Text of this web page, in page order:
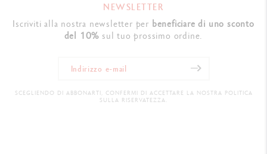
NEWSLETTER
Iscriviti alla nostra newsletter per beneficiare di uno sconto
del 10% sul tuo prossimo ordine.
SCEGLIENDO DI ABBONARTI, CONFERMI DI ACCETTARE LA NOSTRA POLITICA
SULLA RISERVATEZZA.